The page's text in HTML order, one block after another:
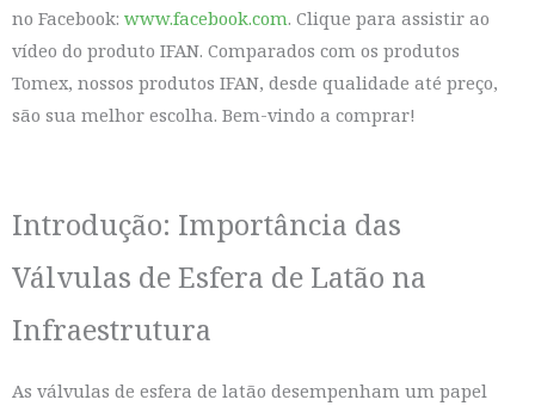
no Facebook: www.facebook.com. Clique para assistir ao
vídeo do produto IFAN. Comparados com os produtos
Tomex, nossos produtos IFAN, desde qualidade até preço,
são sua melhor escolha. Bem-vindo a comprar!
Introdução: Importância das
Válvulas de Esfera de Latão na
Infraestrutura
As válvulas de esfera de latão desempenham um papel